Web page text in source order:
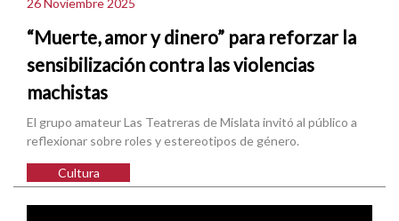
26 Noviembre 2025
“Muerte, amor y dinero” para reforzar la
sensibilización contra las violencias
machistas
El grupo amateur Las Teatreras de Mislata invitó al público a
reflexionar sobre roles y estereotipos de género.
Cultura